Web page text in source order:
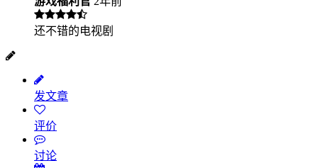
还不错的电视剧
发文章
评价
讨论